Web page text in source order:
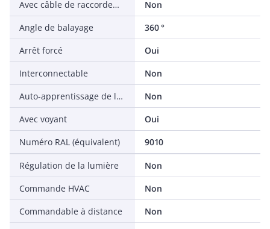
Avec câble de raccordement
Non
Angle de balayage
360 °
Arrêt forcé
Oui
Interconnectable
Non
Auto-apprentissage de la fonction luminosité
Non
Avec voyant
Oui
Numéro RAL (équivalent)
9010
Régulation de la lumière
Non
Commande HVAC
Non
Commandable à distance
Non